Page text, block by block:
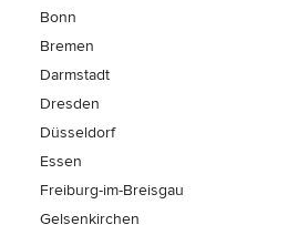
Bonn
Bremen
Darmstadt
Dresden
Düsseldorf
Essen
Freiburg-im-Breisgau
Gelsenkirchen